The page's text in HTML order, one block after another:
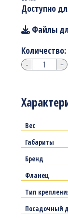
Вес
Габариты
Бренд
Фланец
Тип
Посадочный
Доступно
Файлы
Количество:
- +